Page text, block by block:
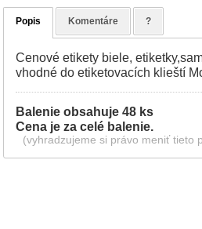
Popis Komentáre ?
Cenové etikety biele,
vhodné do etiketovacích klieští
Balenie obsahuje 48 ks
Cena je za celé balenie.
(vyhradzujeme si právo meniť tieto